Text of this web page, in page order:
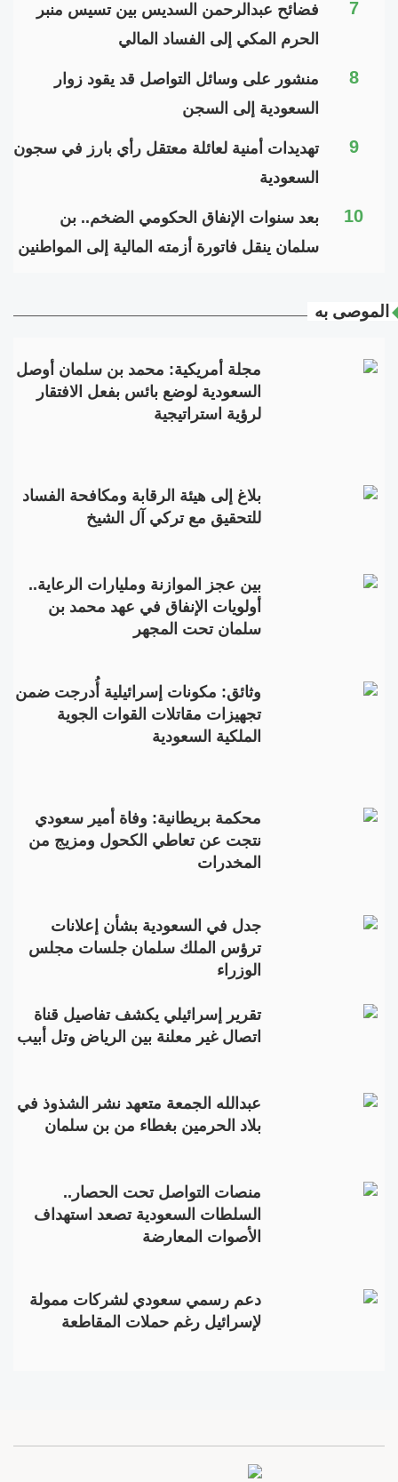
7
فضائح عبدالرحمن السديس بين تسيس منبر
الحرم المكي إلى الفساد المالي
8
منشور على وسائل التواصل قد يقود زوار
السعودية إلى السجن
9
تهديدات أمنية لعائلة معتقل رأي بارز في سجون
السعودية
10
بعد سنوات الإنفاق الحكومي الضخم.. بن
سلمان ينقل فاتورة أزمته المالية إلى المواطنين
الموصى به
مجلة أمريكية: محمد بن سلمان أوصل
السعودية لوضع بائس بفعل الافتقار
لرؤية استراتيجية
بلاغ إلى هيئة الرقابة ومكافحة الفساد
للتحقيق مع تركي آل الشيخ
بين عجز الموازنة ومليارات الرعاية..
أولويات الإنفاق في عهد محمد بن
سلمان تحت المجهر
وثائق: مكونات إسرائيلية أُدرجت ضمن
تجهيزات مقاتلات القوات الجوية
الملكية السعودية
محكمة بريطانية: وفاة أمير سعودي
نتجت عن تعاطي الكحول ومزيج من
المخدرات
جدل في السعودية بشأن إعلانات
ترؤس الملك سلمان جلسات مجلس
الوزراء
تقرير إسرائيلي يكشف تفاصيل قناة
اتصال غير معلنة بين الرياض وتل أبيب
عبدالله الجمعة متعهد نشر الشذوذ في
بلاد الحرمين بغطاء من بن سلمان
منصات التواصل تحت الحصار..
السلطات السعودية تصعد استهداف
الأصوات المعارضة
دعم رسمي سعودي لشركات ممولة
لإسرائيل رغم حملات المقاطعة